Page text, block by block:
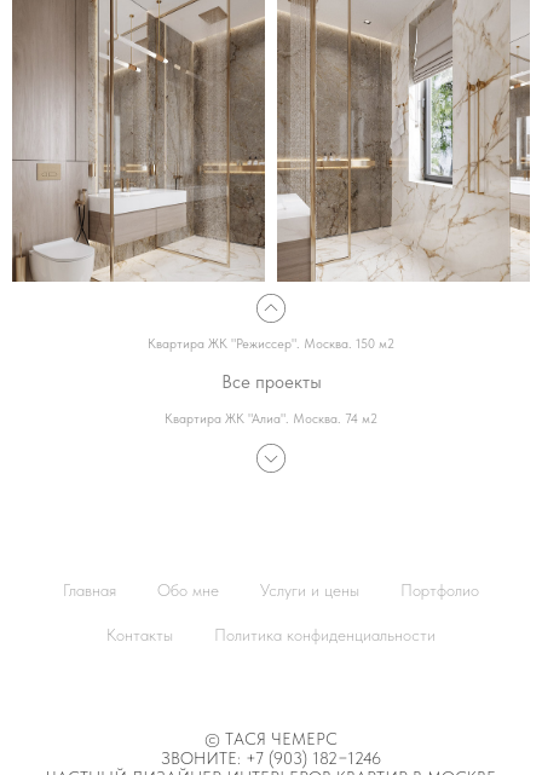
Квартира ЖК "Алиа". Москва. 74 м2
Все проекты
Квартира ЖК "Режиссер". Москва. 150 м2
Главная Обо мне Услуги и цены Портфолио
Контакты Политика конфиденциальности
© ТАСЯ ЧЕМЕРС
ЗВОНИТЕ: +7 (903) 182−1246